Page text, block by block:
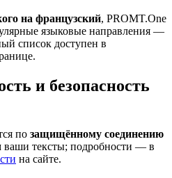
на французский, PROMT.One
языковые направления —
список доступен в
и безопасность
по защищённому соединению
тексты; подробности — в
на сайте.